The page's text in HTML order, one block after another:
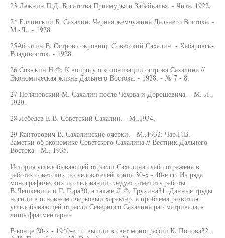
23 Лежнин П.Д. Богатства Приамурья и Забайкалья. - Чита, 1922.
24 Еллинский Б. Сахалин. Черная жемчужина Дальнего Востока. -
М.-Л., - 1928.
25Аболтин В. Остров сокровищ. Советский Сахалин. - Хабаровск-
Владивосток, - 1928.
26 Созыкин Н.Ф. К вопросу о колонизации острова Сахалина //
Экономическая жизнь Дальнего Востока. - 1928. - № 7 - 8.
27 Поляновский М. Сахалин после Чехова и Дорошевича. - М.-Л.,
1929.
28 Лебедев Е.В. Советский Сахалин. - М.,1934.
29 Канторович В. Сахалинские очерки. - М.,1932; Чар Г.В.
Заметки об экономике Советского Сахалина // Вестник Дальнего
Востока - М., 1935.
История угледобывающей отрасли Сахалина слабо отражена в
работах советских исследователей конца 30-х - 40-е гг. Из ряда
монографических исследований следует отметить работы
В.Лешкевича и Г. Гора30, а также Л.Ф. Трухина31. Данные труды
носили в основном очерковый характер, а проблема развития
угледобывающей отрасли Северного Сахалина рассматривалась
лишь фрагментарно.
В конце 20-х - 1940-е гг. вышли в свет монографии К. Попова32,